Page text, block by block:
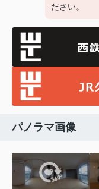
ださい。
パノラマ画像